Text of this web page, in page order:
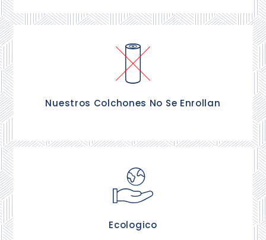
Nuestros Colchones No Se Enrollan
Los colchones se entregado con el 100% de sus
Ecologico
Nos preocupamos por la busque y utilización de
materiales que respetan y cuiden el medio